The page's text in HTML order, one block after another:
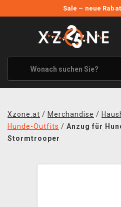
Sale – neue
ANGEBOTE
ALLE MARKEN
XZONE ORIGINALS
KLEIDUNG & ACCESSOIRES
BÜCHER & COMICS
Xzone.at / Merchandise /
Hunde-Outfits / Anzug für
Stormtrooper